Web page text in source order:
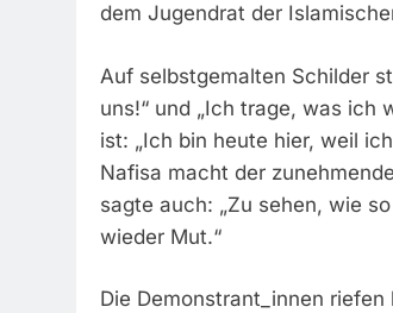
dem Jugendrat der
Auf selbstgemalten Schilder
uns!“ und „Ich trage, was ich
ist: „Ich bin heute hier, weil
Nafisa macht der
sagte auch: „Zu sehen, wie
wieder Mut.“
Die Demonstrant_innen